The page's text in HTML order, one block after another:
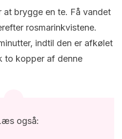
at brygge en te. Få vandet
rosmarinkvistene.
indtil den er afkølet
to kopper af denne
også: